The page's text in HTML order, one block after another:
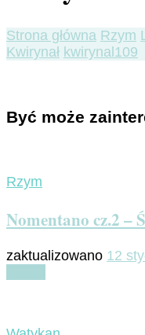
Strona główna Rzym
Kwirynał kwirynal109
Być może
Rzym
Nomentano cz.2 –
zaktualizowano 12